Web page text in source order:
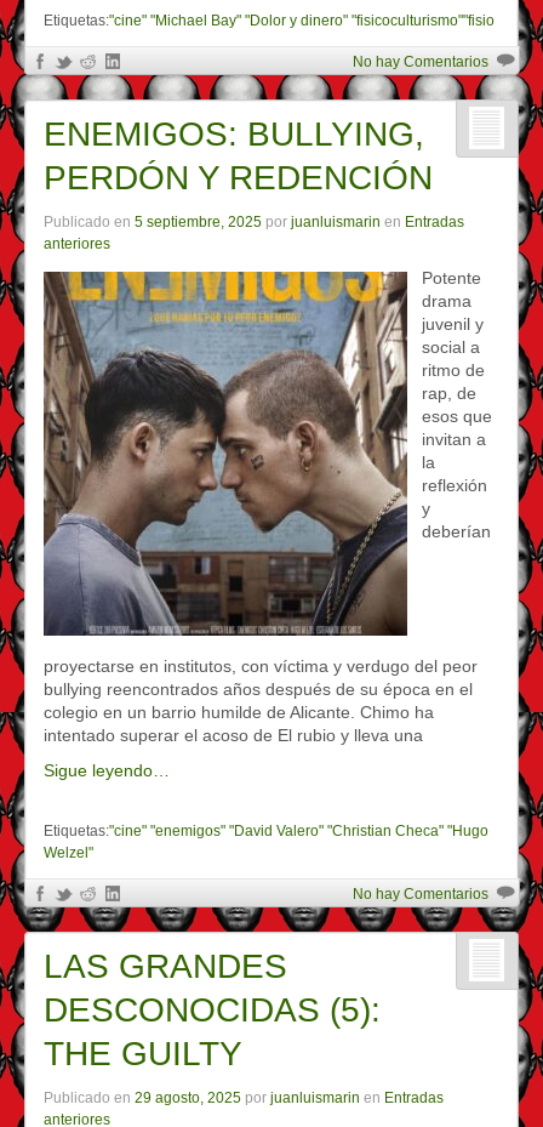
Etiquetas:"cine" "Michael Bay" "Dolor y dinero" "fisicoculturismo""fisio
No hay Comentarios
ENEMIGOS: BULLYING,
PERDÓN Y REDENCIÓN
Publicado en 5 septiembre, 2025 por juanluismarin en Entradas
anteriores
Potente
drama
juvenil y
social a
ritmo de
rap, de
esos que
invitan a
la
reflexión
y
deberían
proyectarse en institutos, con víctima y verdugo del peor
bullying reencontrados años después de su época en el
colegio en un barrio humilde de Alicante. Chimo ha
intentado superar el acoso de El rubio y lleva una
Sigue leyendo…
Etiquetas:"cine" "enemigos" "David Valero" "Christian Checa" "Hugo
Welzel"
No hay Comentarios
LAS GRANDES
DESCONOCIDAS (5):
THE GUILTY
Publicado en 29 agosto, 2025 por juanluismarin en Entradas
anteriores